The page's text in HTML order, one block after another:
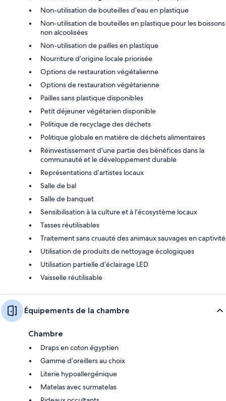
Non-utilisation de bouteilles d’eau en plastique
Non-utilisation de bouteilles en plastique pour les boissons
non alcoolisées
Non-utilisation de pailles en plastique
Nourriture d’origine locale priorisée
Options de restauration végétalienne
Options de restauration végétarienne
Pailles sans plastique disponibles
Petit déjeuner végétarien disponible
Politique de recyclage des déchets
Politique globale en matière de déchets alimentaires
Réinvestissement d’une partie des bénéfices dans la
communauté et le développement durable
Représentations d’artistes locaux
Salle de bal
Salle de banquet
Sensibilisation à la culture et à l’écosystème locaux
Tasses réutilisables
Traitement sans cruauté des animaux sauvages en captivité
Utilisation de produits de nettoyage écologiques
Utilisation partielle d’éclairage LED
Vaisselle réutilisable
Équipements de la chambre
Chambre
Draps en coton égyptien
Gamme d’oreillers au choix
Literie hypoallergénique
Matelas avec surmatelas